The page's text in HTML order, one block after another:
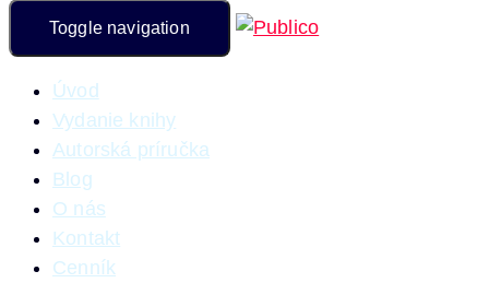
Toggle navigation
Úvod
Vydanie knihy
Autorská príručka
Blog
O nás
Kontakt
Cenník